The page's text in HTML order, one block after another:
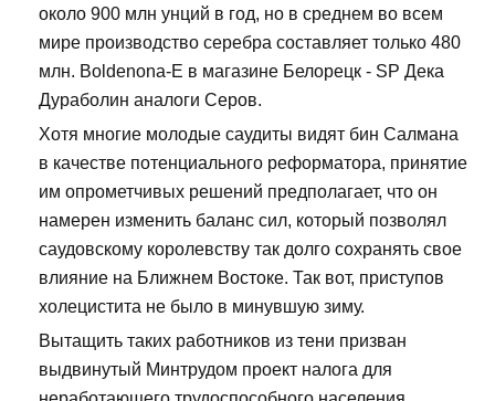
около 900 млн унций в год, но в среднем во всем
мире производство серебра составляет только 480
млн. Boldenona-E в магазине Белорецк - SP Дека
Дураболин аналоги Серов.
Хотя многие молодые саудиты видят бин Салмана
в качестве потенциального реформатора, принятие
им опрометчивых решений предполагает, что он
намерен изменить баланс сил, который позволял
саудовскому королевству так долго сохранять свое
влияние на Ближнем Востоке. Так вот, приступов
холецистита не было в минувшую зиму.
Вытащить таких работников из тени призван
выдвинутый Минтрудом проект налога для